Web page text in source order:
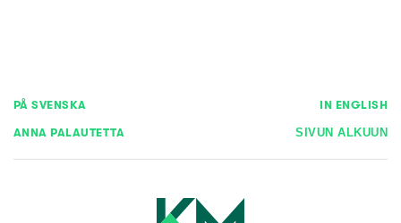
PÅ SVENSKA IN ENGLISH
ANNA PALAUTETTA SIVUN ALKUUN